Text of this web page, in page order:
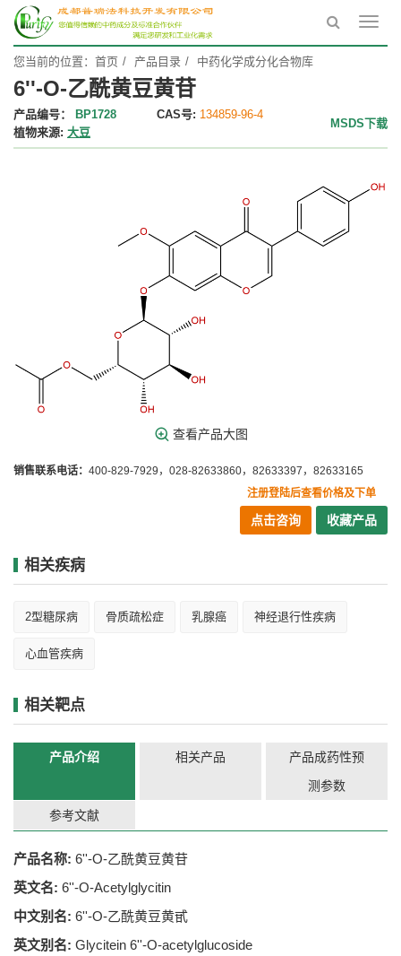
您当前的位置： 首页 产品目录 中药化学成分化合物库
6''-O-乙酰黄豆黄苷
产品编号： BP1728 CAS号: 134859-96-4
植物来源: 大豆
MSDS下载
查看产品大图
销售联系电话： 400-829-7929，028-82633860，82633397，82633165
注册登陆后查看价格及下单
点击咨询 收藏产品
相关疾病
2型糖尿病 骨质疏松症 乳腺癌 神经退行性疾病
心血管疾病
相关靶点
产品介绍 相关产品
产品成药性预
测参数
参考文献
产品名称: 6''-O-乙酰黄豆黄苷
英文名: 6''-O-Acetylglycitin
中文别名: 6''-O-乙酰黄豆黄甙
英文别名: Glycitein 6''-O-acetylglucoside